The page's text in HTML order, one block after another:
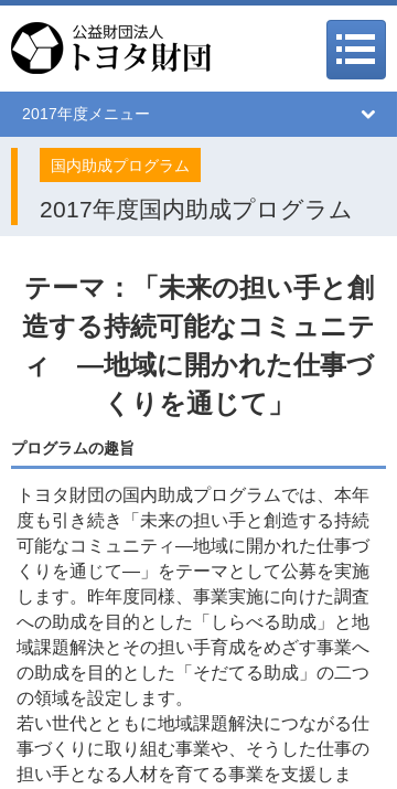
2017年度メニュー
国内助成プログラム
2017年度国内助成プログラム
テーマ：「未来の担い手と創
造する持続可能なコミュニテ
ィ ―地域に開かれた仕事づ
くりを通じて」
プログラムの趣旨
トヨタ財団の国内助成プログラムでは、本年
度も引き続き「未来の担い手と創造する持続
可能なコミュニティ―地域に開かれた仕事づ
くりを通じて―」をテーマとして公募を実施
します。昨年度同様、事業実施に向けた調査
への助成を目的とした「しらべる助成」と地
域課題解決とその担い手育成をめざす事業へ
の助成を目的とした「そだてる助成」の二つ
の領域を設定します。
若い世代とともに地域課題解決につながる仕
事づくりに取り組む事業や、そうした仕事の
担い手となる人材を育てる事業を支援しま